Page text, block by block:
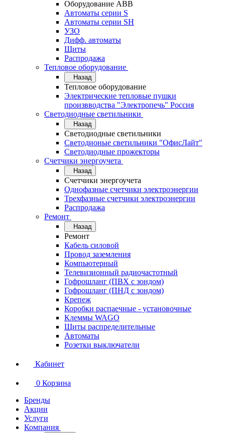
Оборудование АВВ
Автоматы серии S
Автоматы серии SH
УЗО
Дифф. автоматы
Щиты
Распродажа
Тепловое оборудование
Назад
Тепловое оборудование
Электрические тепловые пушки
произвводства "Электропечь" Россия
Светодиодные светильники
Назад
Светодиодные светильники
Светодионые светильники "ОфисЛайт"
Светодиодные прожекторы
Счетчики энергоучета
Назад
Счетчики энергоучета
Однофазные счетчики электроэнергии
Трехфазные счетчики электроэнергии
Распродажа
Ремонт
Назад
Ремонт
Кабель силовой
Провод заземления
Компьютерный
Телевизионный радиочастотный
Гофрошланг (ПВХ с зондом)
Гофрошланг (ПНД с зондом)
Крепеж
Коробки распаечные - установочные
Клеммы WAGO
Щиты распределительные
Автоматы
Розетки выключатели
Кабинет
0 Корзина
Бренды
Акции
Услуги
Компания